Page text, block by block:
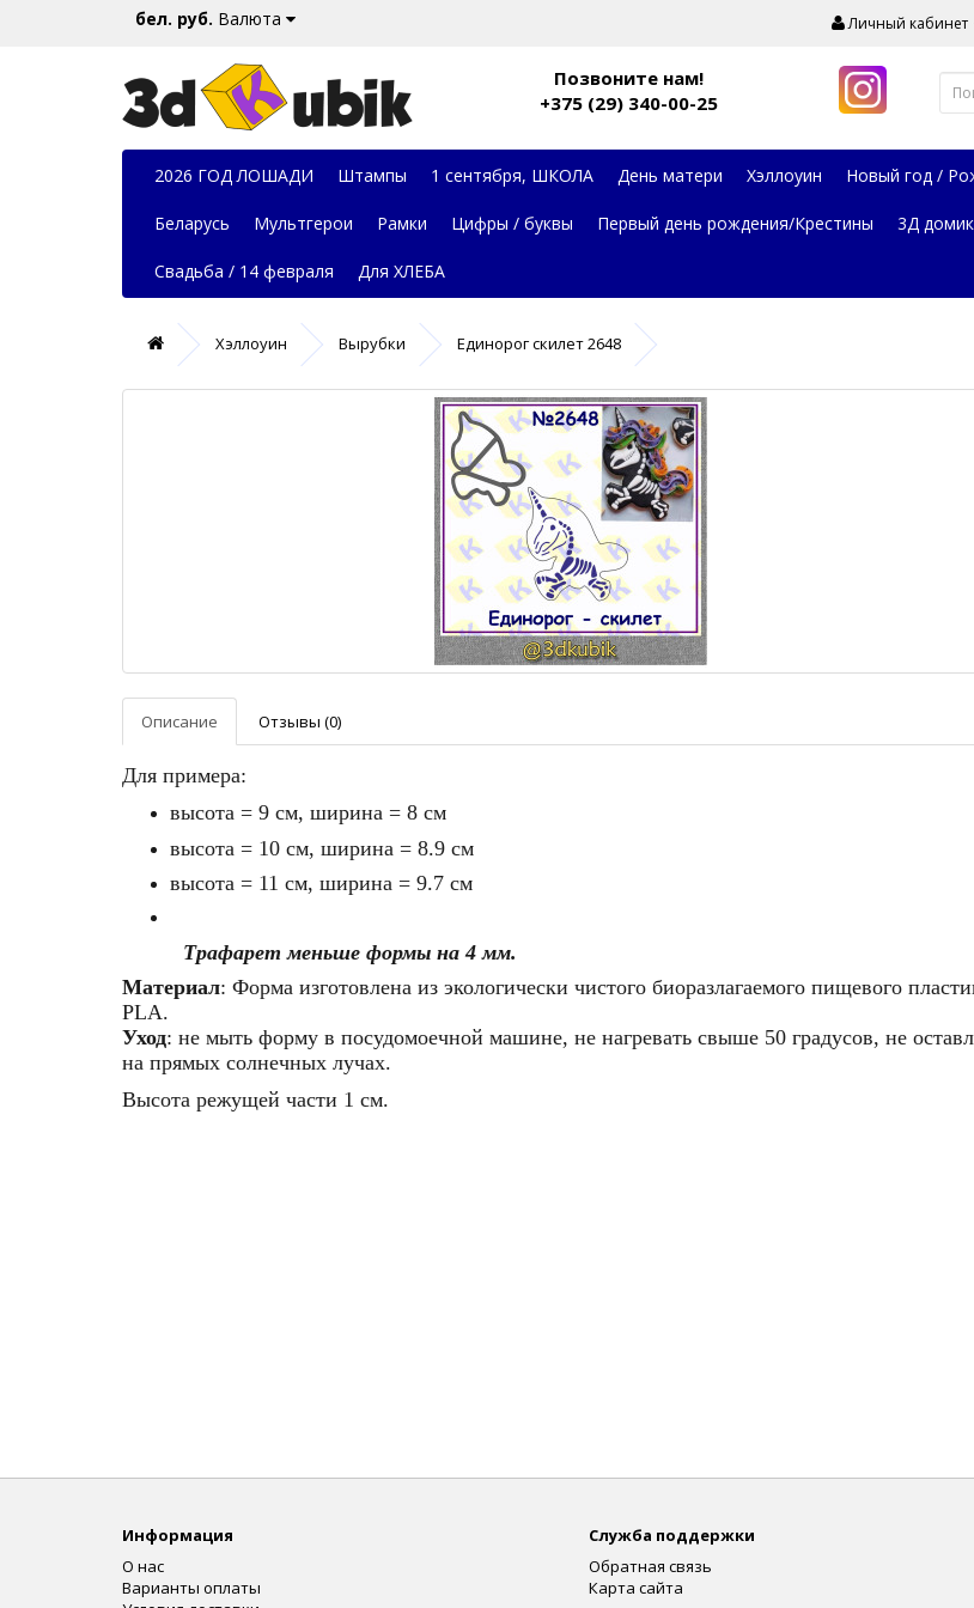
бел. руб. Валюта Личный кабинет
Позвоните нам!
+375 (29) 340-00-25
2026 ГОД ЛОШАДИ Штампы 1 сентября, ШКОЛА День матери Хэллоуин Новый год /
Беларусь Мультгерои Рамки Цифры / буквы Первый день рождения/Крестины 3Д
Свадьба / 14 февраля Для ХЛЕБА
Хэллоуин Вырубки Единорог скилет 2648
Описание Отзывы (0)
Для примера:
высота = 9 см, ширина = 8 см
высота = 10 см, ширина = 8.9 см
высота = 11 см, ширина = 9.7 см
Трафарет меньше формы на 4 мм.
Материал: Форма изготовлена из экологически чистого биоразлагаемого пищевого
PLA.
Уход: не мыть форму в посудомоечной машине, не нагревать свыше 50 градусов, не
на прямых солнечных лучах.
Высота режущей части 1 см.
Информация
О нас
Варианты оплаты
Служба поддержки
Обратная связь
Карта сайта